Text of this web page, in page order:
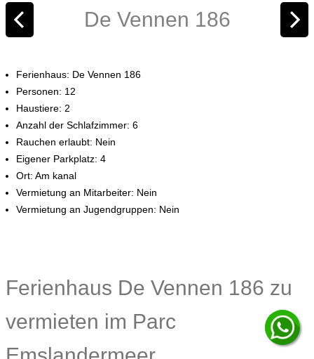
De Vennen 186
Ferienhaus: De Vennen 186
Personen: 12
Haustiere: 2
Anzahl der Schlafzimmer: 6
Rauchen erlaubt: Nein
Eigener Parkplatz: 4
Ort: Am kanal
Vermietung an Mitarbeiter: Nein
Vermietung an Jugendgruppen: Nein
Ferienhaus De Vennen 186 zu
vermieten im Parc